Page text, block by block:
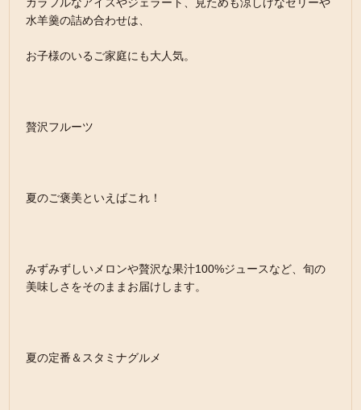
水羊羹の詰め合わせは、
お子様のいるご家庭にも大人気。
贅沢フルーツ
夏のご褒美といえばこれ！
みずみずしいメロンや贅沢な果汁100%ジュースなど、旬の
美味しさをそのままお届けします。
夏の定番＆スタミナグルメ